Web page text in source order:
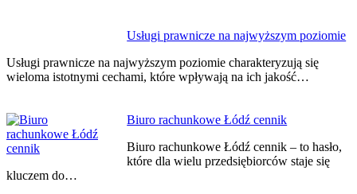
Usługi prawnicze na najwyższym poziomie
Usługi prawnicze na najwyższym poziomie charakteryzują się
wieloma istotnymi cechami, które wpływają na ich jakość…
Biuro rachunkowe Łódź cennik
Biuro rachunkowe Łódź cennik – to hasło,
które dla wielu przedsiębiorców staje się
kluczem do…